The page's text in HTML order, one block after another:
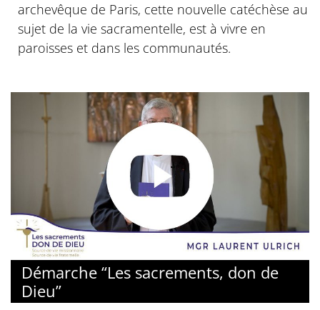
archevêque de Paris, cette nouvelle catéchèse au
sujet de la vie sacramentelle, est à vivre en
paroisses et dans les communautés.
Démarche “Les sacrements, don de
Dieu”